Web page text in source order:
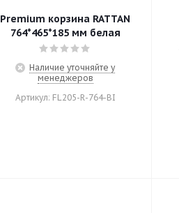
Premium корзина RATTAN
764*465*185 мм белая
Наличие уточняйте у
менеджеров
Артикул: FL205-R-764-BI